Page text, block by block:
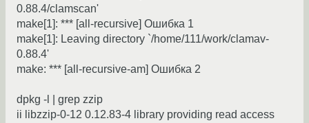
0.88.4/clamscan'
make[1]: *** [all-recursive] Ошибка 1
make[1]: Leaving directory `/home/111/work/clamav-
0.88.4'
make: *** [all-recursive-am] Ошибка 2
dpkg -l | grep zzip
ii libzzip-0-12 0.12.83-4 library providing read access